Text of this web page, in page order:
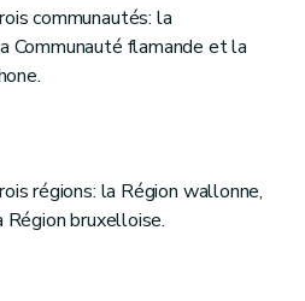
communautés: la
Communauté flamande et la
régions: la Région wallonne,
bruxelloise.